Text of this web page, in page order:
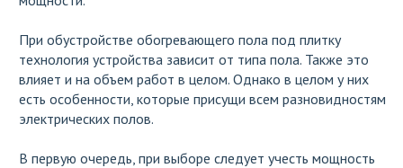
При обустройстве обогревающего пола под плитку
технология устройства зависит от типа пола. Также это
влияет и на объем работ в целом. Однако в целом у них
есть особенности, которые присущи всем разновидностям
электрических полов.
В первую очередь, при выборе следует учесть мощность